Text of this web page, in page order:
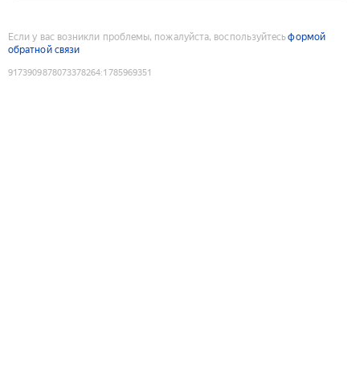
Если у вас возникли проблемы, пожалуйста, воспользуйтесьформой
обратной связи
9173909878073378264:1785969351